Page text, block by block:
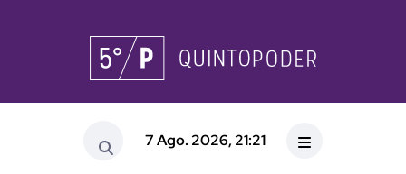
7 Ago. 2026, 21:21